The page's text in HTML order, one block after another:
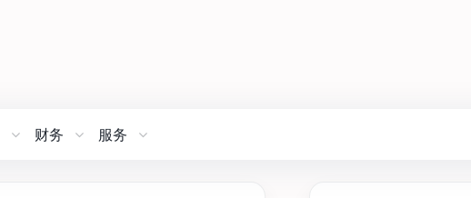
财务 服务